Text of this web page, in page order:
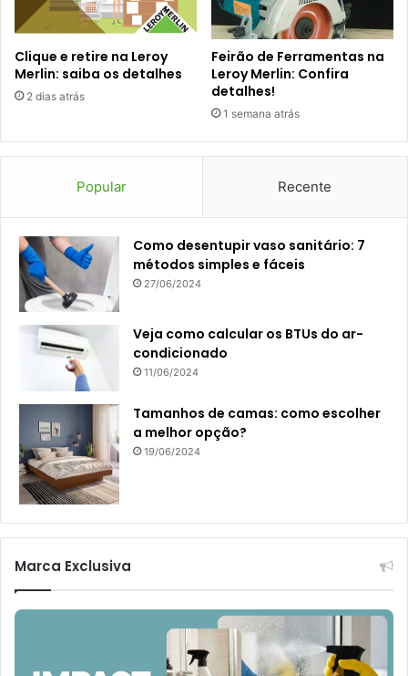
Clique e retire na Leroy
Merlin: saiba os detalhes
2 dias atrás
Feirão de Ferramentas na
Leroy Merlin: Confira
detalhes!
1 semana atrás
Popular Recente
Como desentupir vaso sanitário: 7
métodos simples e fáceis
27/06/2024
Veja como calcular os BTUs do ar-
condicionado
11/06/2024
Tamanhos de camas: como escolher
a melhor opção?
19/06/2024
Marca Exclusiva